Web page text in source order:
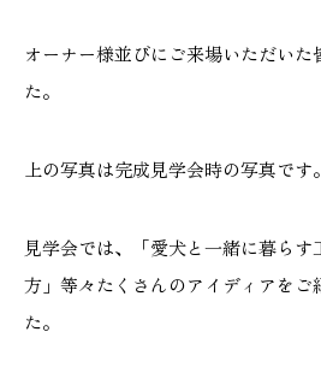
本社
10:00〜19:00 水曜定休
オーナー様並びにご来場いただいた
た。
上の写真は完成見学会時の写真です。
見学会では、「愛犬と一緒に暮ら
方」等々たくさんのアイディアをご
た。